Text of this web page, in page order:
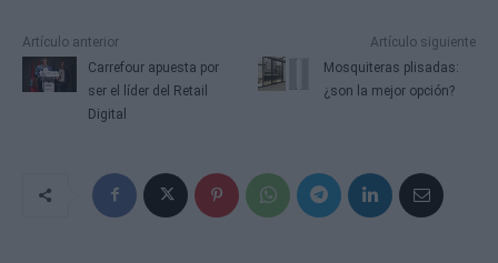
Artículo anterior
Carrefour apuesta por
ser el líder del Retail
Digital
Artículo siguiente
Mosquiteras plisadas:
¿son la mejor opción?